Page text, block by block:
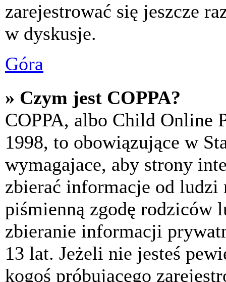
zarejestrować się jeszcze
w dyskusje.
Góra
» Czym jest COPPA?
COPPA, albo Child Online
1998, to obowiązujące w
wymagajace, aby strony
zbierać informacje od
piśmienną zgodę rodziców
zbieranie informacji
13 lat. Jeżeli nie jesteś
kogoś próbującego